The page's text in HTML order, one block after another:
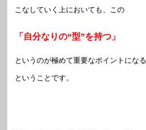
こなしていく上においても、この
「自分なりの“型”を持つ」
というのが極めて重要なポイントになる
ということです。